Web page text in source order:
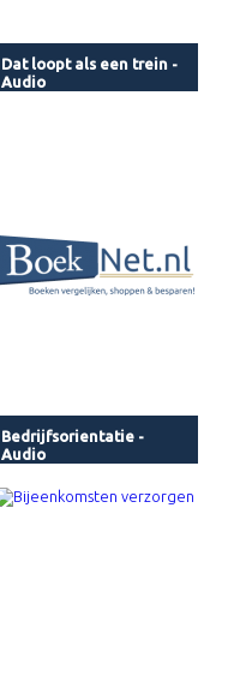
Dat loopt als een trein -
Audio
Bedrijfsorientatie -
Audio